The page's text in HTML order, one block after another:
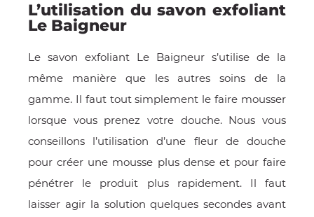
L’utilisation du savon exfoliant
Le Baigneur
Le savon exfoliant Le Baigneur s’utilise de la
même manière que les autres soins de la
gamme. Il faut tout simplement le faire mousser
lorsque vous prenez votre douche. Nous vous
conseillons l’utilisation d’une fleur de douche
pour créer une mousse plus dense et pour faire
pénétrer le produit plus rapidement. Il faut
laisser agir la solution quelques secondes avant